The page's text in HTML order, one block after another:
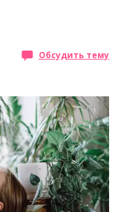
Обсудить тему